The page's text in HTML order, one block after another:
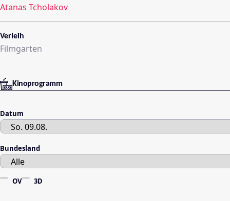
Atanas Tcholakov
Verleih
Filmgarten
Kinoprogramm
Datum
Bundesland
OV 3D